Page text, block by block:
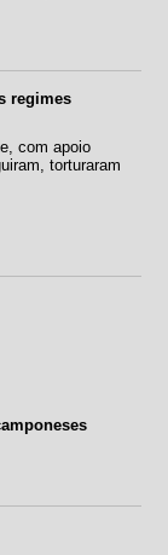
regimes
com apoio
torturaram